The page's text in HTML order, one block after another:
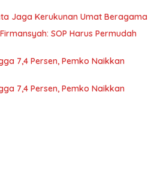
Jaga Kerukunan Umat Beragama
SOP Harus Permudah
7,4 Persen, Pemko Naikkan
7,4 Persen, Pemko Naikkan